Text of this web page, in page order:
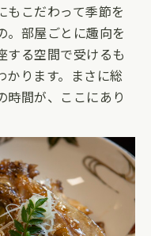
もこだわって季節を
。部屋ごとに趣向を
する空間で受けるも
かります。まさに総
時間が、ここにあり